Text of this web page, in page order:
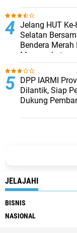
Jelang HUT
Selatan
Bendera
Masyarakat
DPP IARMI
Dilantik, Siap
Dukung
JELAJAHI
BISNIS
NASIONAL